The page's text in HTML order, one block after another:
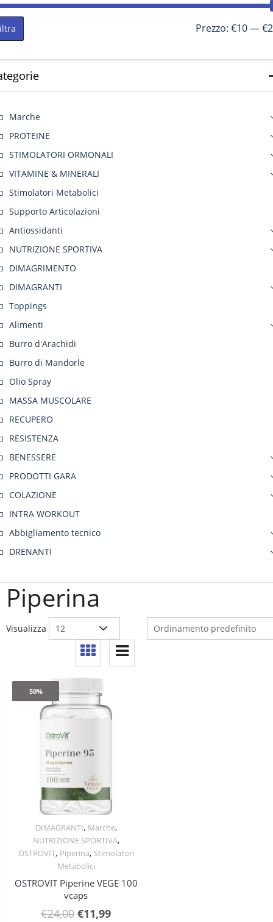
Piperina
Visualizza
50%
Quick View
DIMAGRANTI, Marche,
NUTRIZIONE SPORTIVA,
OSTROVIT, Piperina, Stimolatori
Metabolici
OSTROVIT Piperine VEGE 100
vcaps
€24,00 Il
€11,99Il
Prezzo: €10—
Marche
PROTEINE
STIMOLATORI ORMONALI
VITAMINE & MINERALI
Stimolatori Metabolici
Supporto Articolazioni
Antiossidanti
NUTRIZIONE SPORTIVA
DIMAGRIMENTO
DIMAGRANTI
Toppings
Alimenti
Burro d'Arachidi
Burro di Mandorle
Olio Spray
MASSA MUSCOLARE
RECUPERO
RESISTENZA
BENESSERE
PRODOTTI GARA
COLAZIONE
INTRA WORKOUT
Abbigliamento tecnico
DRENANTI